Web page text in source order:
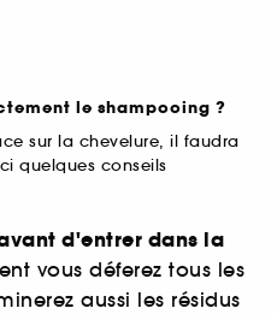
le shampooing ?
sur la chevelure, il faudra
quelques conseils
d'entrer dans la
vous déferez tous les
aussi les résidus